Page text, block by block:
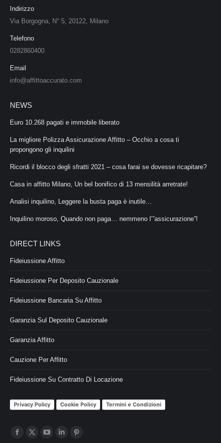
Indirizzo
Via Borgogna, N° 5, 20122, Milano
Telefono
0282860400
Email
info@affittoaccurato.com
NEWS
Euro 10.268 pagati e immobile liberato
La migliore Polizza Assicurazione Affitto – Occhio a cosa ti
propongono gli inquilini
Ricordi il blocco degli sfratti 2021 – cosa farai se dovesse ricapitare?
Casa in affitto Milano, Un bel bonifico di 13 mensilità arretrate!
Analisi inquilino, Leggere la busta paga è inutile…
Inquilino moroso, Quando non paga… nemmeno l’”assicurazione”!
DIRECT LINKS
Fideiussione Affitto
Fideiussione Per Deposito Cauzionale
Fideiussione Bancaria Su Affitto
Garanzia Sul Deposito Cauzionale
Garanzia Affitto
Cauzione Per Affitto
Fideiussione Su Contratto Di Locazione
Privacy Policy Cookie Policy Termini e Condizioni
Ci puoi trovare su:
Facebook
X LinkedinPinterest